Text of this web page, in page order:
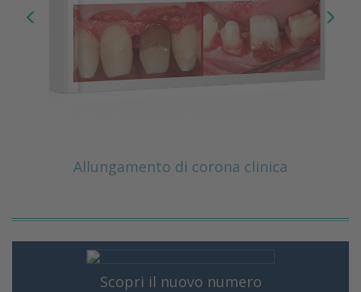
Allungamento di corona clinica
Scopri il nuovo numero